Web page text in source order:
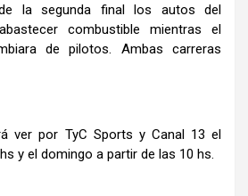
la segunda final los autos del
combustible mientras el
de pilotos. Ambas carreras
ver por TyC Sports y Canal 13 el
y el domingo a partir de las 10 hs.